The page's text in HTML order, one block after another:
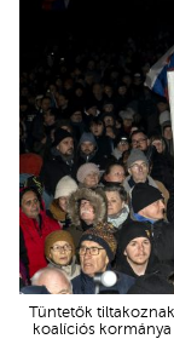
Tüntetők
koalíciós